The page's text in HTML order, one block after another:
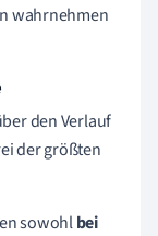
wahrnehmen
den Verlauf
der größten
sowohlbei